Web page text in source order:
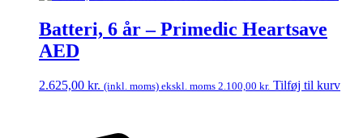
Batteri, 6 år – Primedic Heartsave
AED
2.625,00 kr. (inkl. moms) ekskl. moms 2.100,00 kr. Tilføj til kurv